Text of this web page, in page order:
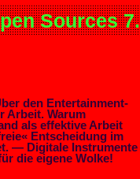
Sources
den Entertainment-
Arbeit. Warum
als effektive Arbeit
Entscheidung im
— Digitale Instrumente
die eigene Wolke!